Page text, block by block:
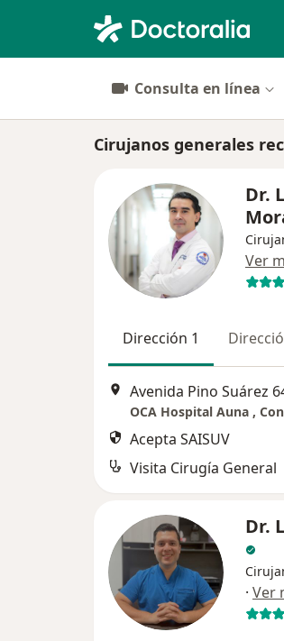
Consulta en línea
Cirujanos generales
Dr.
Ver
Dirección 1
Avenida Pino Suárez
OCA Hospital Auna ,
Acepta SAISUV
Visita Cirugía General
Dr.
· Ver